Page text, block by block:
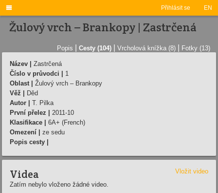
Přihlásit se EN

Žulový vrch – Brankopy | Zastrčená
Popis Cesty (104) Vrcholová knížka (8) Fotky (13)
Název |
Zastrčená
Číslo v průvodci |
1
Oblast |
Žulový vrch – Brankopy
Věž |
Děd
Autor |
T. Pilka
První přelez |
2011-10
Klasifikace |
6A+ (French)
Omezení |
ze sedu
Popis cesty |
Videa
Vložit video
Zatím nebylo vloženo žádné video.